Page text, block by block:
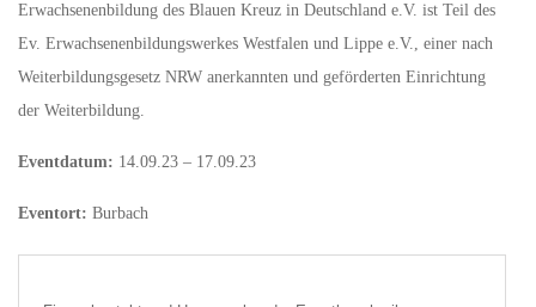
Erwachsenenbildung des Blauen Kreuz in Deutschland e.V. ist Teil des
Ev. Erwachsenenbildungswerkes Westfalen und Lippe e.V., einer nach
Weiterbildungsgesetz NRW anerkannten und geförderten Einrichtung
der Weiterbildung.
Eventdatum: 14.09.23 – 17.09.23
Eventort: Burbach